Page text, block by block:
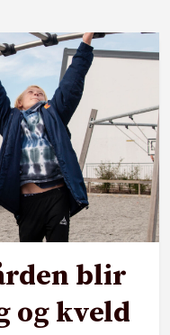
blir
og kveld